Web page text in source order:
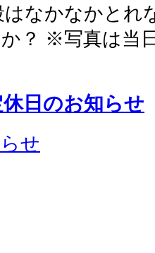
なかなかとれ
？ ※写真は当
日のお知らせ
せ